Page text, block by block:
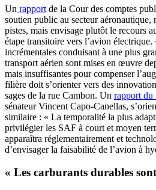
Un rapport de la Cour des comptes
soutien public au secteur aéronautique,
pistes, mais envisage plutôt le recours
étape transitoire vers l’avion
incrémentales conduisant à une plus
transport aérien sont mises en œuvre
mais insuffisantes pour compenser
filière doit s’orienter vers des
sages de la rue Cambon. Un rapport du
sénateur Vincent Capo-Canellas,
similaire : « La temporalité la plus
privilégier les SAF à court et moyen
apparaîtra réglementairement et
d’envisager la faisabilité de l’avion à
« Les carburants durables